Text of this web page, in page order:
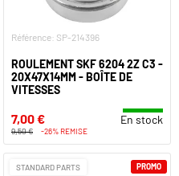
Référence: SP-214396
ROULEMENT SKF 6204 2Z C3 -
20X47X14MM - BOÎTE DE
VITESSES
7,00 € En stock
9,50 € -26% REMISE
STANDARD PARTS PROMO